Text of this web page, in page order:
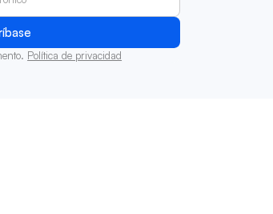
Política de privacidad